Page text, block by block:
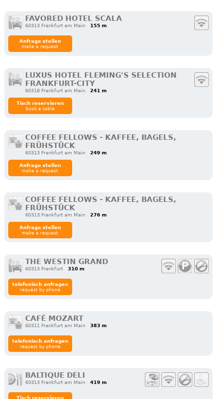
FAVORED HOTEL SCALA
60313 Frankfurt am Main 155 m
Anfrage stellen
make a request
LUXUS HOTEL FLEMING'S SELECTION
FRANKFURT-CITY
60318 Frankfurt am Main 241 m
Tisch reservieren
book a table
COFFEE FELLOWS - KAFFEE, BAGELS,
FRÜHSTÜCK
60313 Frankfurt am Main 249 m
Anfrage stellen
make a request
COFFEE FELLOWS - KAFFEE, BAGELS,
FRÜHSTÜCK
60313 Frankfurt am Main 276 m
Anfrage stellen
make a request
THE WESTIN GRAND
60313 Frankfurt 310 m
telefonisch anfragen
request by phone
CAFÉ MOZART
60311 Frankfurt am Main 383 m
telefonisch anfragen
request by phone
BALTIQUE DELI
60313 Frankfurt am Main 419 m
Tisch reservieren